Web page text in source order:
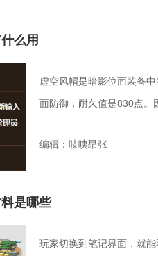
么用
虚空风帽是暗影位面装备
面防御，耐久值是830点。
编辑：吱咦昂张
是哪些
玩家切换到笔记界面，就